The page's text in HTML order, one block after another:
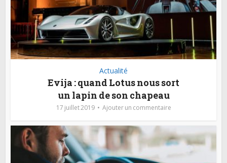
Actualité
Evija : quand Lotus nous sort
un lapin de son chapeau
17 juillet 2019 Ajouter un commentaire